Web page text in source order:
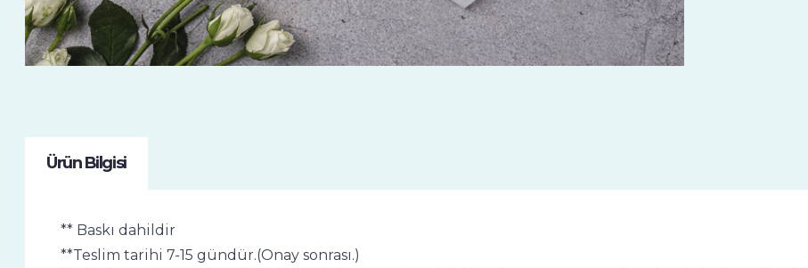
Ürün Bilgisi
** Baskı dahildir
**Teslim tarihi 7-15 gündür.(Onay sonrası.)